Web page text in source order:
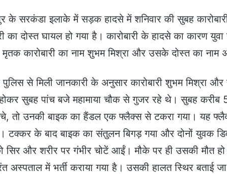
के सरकंडा इलाके में सड़क हादसे में शनिवार की सुबह
का दोस्त घायल हो गया है। कारोबारी के हादसे का कारण
मृतक कारोबारी का नाम शुभम मिश्रा और उसके दोस्त का नाम
से मिली जानकारी के अनुसार कारोबारी शुभम मिश्रा
सुबह पांच बजे महामाया चौक से गुजर रहे थे। सुबह करीब
तो उनकी बाइक का हैंडल एक फ्लैक्स से टकरा गया। यह
टक्कर के बाद बाइक का संतुलन बिगड़ गया और दोनों युवक
सिर और शरीर पर गंभीर चोटें आईं। मौके पर ही उसकी मौत
अस्पताल में भर्ती कराया गया है। उसकी हालत स्थिर बताई